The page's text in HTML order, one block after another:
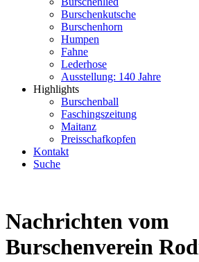
Burschenkutsche
Burschenhorn
Humpen
Fahne
Lederhose
Ausstellung: 140 Jahre
Highlights
Burschenball
Faschingszeitung
Maitanz
Preisschafkopfen
Kontakt
Suche
Nachrichten vom
Burschenverein